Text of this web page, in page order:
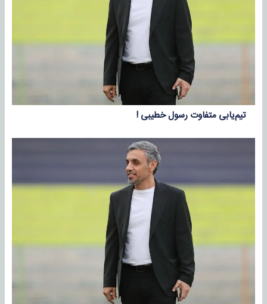
تیم‌یابی متفاوت رسول خطیبی !